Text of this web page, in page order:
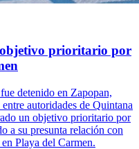
prioritario por
detenido en Zapopan,
autoridades de Quintana
un objetivo prioritario por
a su presunta relación con
Playa del Carmen.